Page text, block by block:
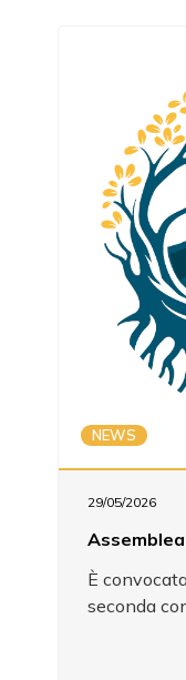
NEWS
29/05/2026
È
seconda